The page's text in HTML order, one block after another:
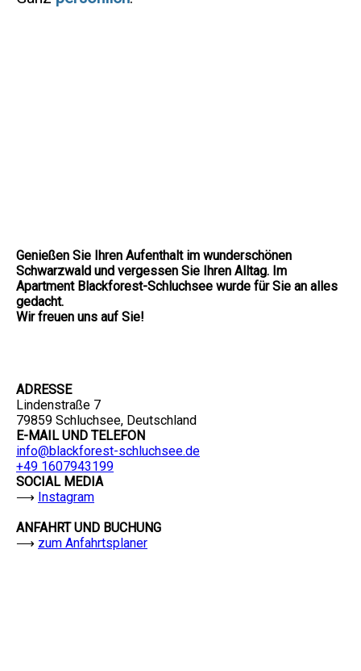
Genießen Sie Ihren Aufenthalt im wunderschönen
Schwarzwald und vergessen Sie Ihren Alltag. Im
Apartment Blackforest-Schluchsee wurde für Sie an alles
gedacht.
Wir freuen uns auf Sie!
ADRESSE
Lindenstraße 7
79859 Schluchsee, Deutschland
E-MAIL UND TELEFON
info@blackforest-schluchsee.de
+49 1607943199
SOCIAL MEDIA
⟶ Instagram
ANFAHRT UND BUCHUNG
⟶ zum Anfahrtsplaner